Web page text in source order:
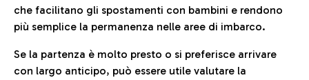
che facilitano gli spostamenti con bambini e rendono
più semplice la permanenza nelle aree di imbarco.
Se la partenza è molto presto o si preferisce arrivare
con largo anticipo, può essere utile valutare la